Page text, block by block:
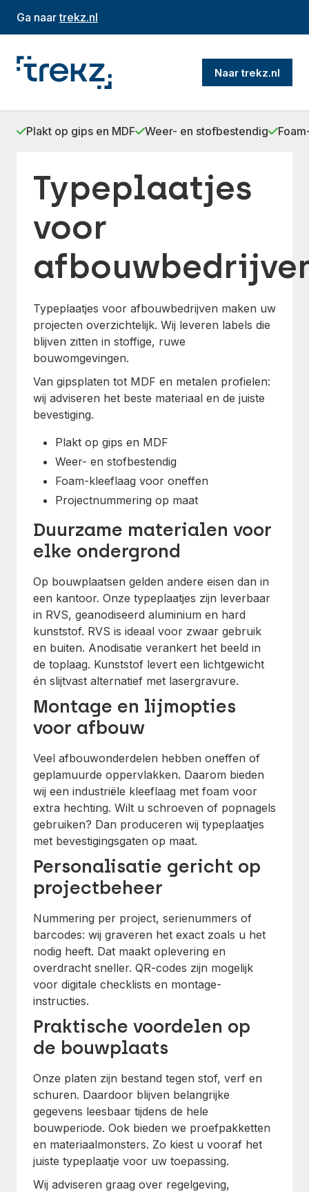
Ga naartrekz.nl
Naar trekz.nl
Plakt op gips en MDF Weer- en stofbestendig
Typeplaatjes
voor
Typeplaatjes voor afbouwbedrijven maken uw
projecten overzichtelijk. Wij leveren labels die
blijven zitten in stoffige, ruwe
bouwomgevingen.
Van gipsplaten tot MDF en metalen profielen:
wij adviseren het beste materiaal en de juiste
bevestiging.
Plakt op gips en MDF
Weer- en stofbestendig
Foam-kleeflaag voor oneffen
Projectnummering op maat
Duurzame materialen voor
elke ondergrond
Op bouwplaatsen gelden andere eisen dan in
een kantoor. Onze typeplaatjes zijn leverbaar
in RVS, geanodiseerd aluminium en hard
kunststof. RVS is ideaal voor zwaar gebruik
en buiten. Anodisatie verankert het beeld in
de toplaag. Kunststof levert een lichtgewicht
én slijtvast alternatief met lasergravure.
Montage en lijmopties
voor afbouw
Veel afbouwonderdelen hebben oneffen of
geplamuurde oppervlakken. Daarom bieden
wij een industriële kleeflaag met foam voor
extra hechting. Wilt u schroeven of popnagels
gebruiken? Dan produceren wij typeplaatjes
met bevestigingsgaten op maat.
Personalisatie gericht op
projectbeheer
Nummering per project, serienummers of
barcodes: wij graveren het exact zoals u het
nodig heeft. Dat maakt oplevering en
overdracht sneller. QR-codes zijn mogelijk
voor digitale checklists en montage-
instructies.
Praktische voordelen op
de bouwplaats
Onze platen zijn bestand tegen stof, verf en
schuren. Daardoor blijven belangrijke
gegevens leesbaar tijdens de hele
bouwperiode. Ook bieden we proefpakketten
en materiaalmonsters. Zo kiest u vooraf het
juiste typeplaatje voor uw toepassing.
Wij adviseren graag over regelgeving,